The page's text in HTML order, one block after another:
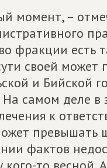
момент, –
фракции есть
своей может
и Бийской
самом деле в
к
превышать
фактов